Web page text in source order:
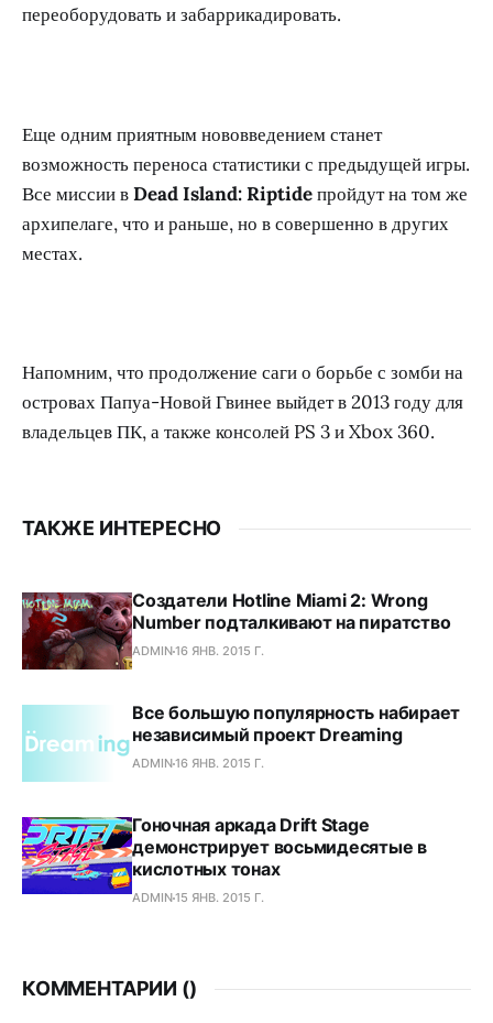
переоборудовать и забаррикадировать.
Еще одним приятным нововведением станет
возможность переноса статистики с предыдущей игры.
Все миссии вDead Island: Riptideпройдут на том же
архипелаге, что и раньше, но в совершенно в других
местах.
Напомним, что продолжение саги о борьбе с зомби на
островах Папуа-Новой Гвинее выйдет в 2013 году для
владельцев ПК, а также консолей PS 3 и Xbox 360.
ТАКЖЕ ИНТЕРЕСНО
Создатели Hotline Miami 2: Wrong
Number подталкивают на пиратство
ADMIN16 ЯНВ. 2015 Г.
Все большую популярность набирает
независимый проект Dreaming
ADMIN16 ЯНВ. 2015 Г.
Гоночная аркада Drift Stage
демонстрирует восьмидесятые в
кислотных тонах
ADMIN15 ЯНВ. 2015 Г.
КОММЕНТАРИИ ()